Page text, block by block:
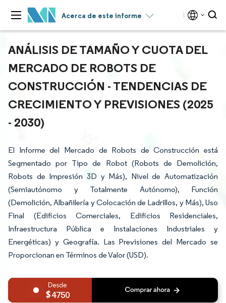
Acerca de este informe
ANÁLISIS DE TAMAÑO Y CUOTA DEL
MERCADO DE ROBOTS DE
CONSTRUCCIÓN - TENDENCIAS DE
CRECIMIENTO Y PREVISIONES (2025
- 2030)
El Informe del Mercado de Robots de Construcción está
Segmentado por Tipo de Robot (Robots de Demolición,
Robots de Impresión 3D y Más), Nivel de Automatización
(Semiautónomo y Totalmente Autónomo), Función
(Demolición, Albañilería y Colocación de Ladrillos, y Más), Uso
Final (Edificios Comerciales, Edificios Residenciales,
Infraestructura Pública e Instalaciones Industriales y
Energéticas) y Geografía. Las Previsiones del Mercado se
Proporcionan en Términos de Valor (USD).
4750